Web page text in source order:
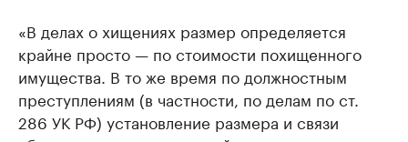
«В делах о хищениях размер определяется
крайне просто — по стоимости похищенного
имущества. В то же время по должностным
преступлениям (в частности, по делам по ст.
286 УК РФ) установление размера и связи